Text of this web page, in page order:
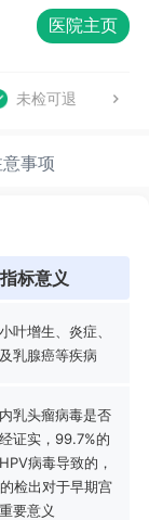
医院主页
未检可退
事项
标意义
叶增生、炎症、
乳腺癌等疾病
乳头瘤病毒是否
证实，99.7%的
病毒导致的，
检出对于早期宫
要意义